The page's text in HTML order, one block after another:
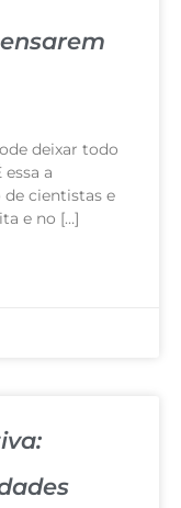
deixar todo
a
cientistas e
e no […]